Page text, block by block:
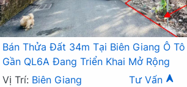
Bán Thửa Đất 34m Tại Biên Giang Ô
Gần QL6A Đang Triển Khai Mở Rộng
Vị Trí: Biên Giang Tư Vấn